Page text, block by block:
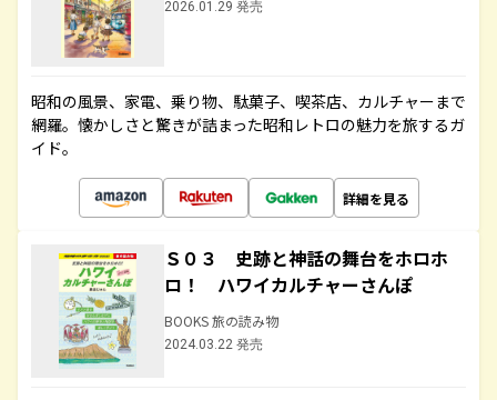
2026.01.29 発売
昭和の風景、家電、乗り物、駄菓子、喫茶店、カルチャーまで
網羅。懐かしさと驚きが詰まった昭和レトロの魅力を旅するガ
イド。
詳細を見る
Ｓ０３ 史跡と神話の舞台をホロホ
ロ！ ハワイカルチャーさんぽ
BOOKS 旅の読み物
2024.03.22 発売